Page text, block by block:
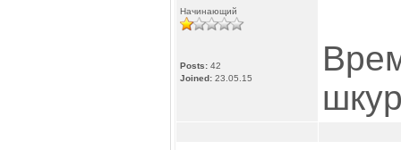
Начинающий
Posts: 42
Joined: 23.05.15